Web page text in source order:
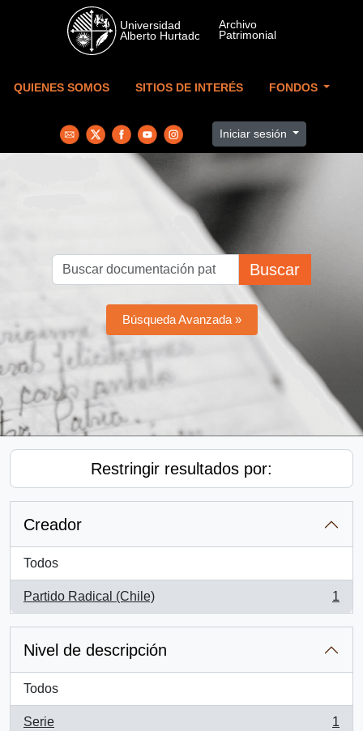
Skip to main content
QUIENES SOMOS SITIOS DE INTERÉS FONDOS
Iniciar sesión
Buscar
Búsqueda Avanzada »
Restringir resultados por:
Creador
Todos
Partido Radical (Chile)
, 1 resultados
1
Nivel de descripción
Todos
Serie 1